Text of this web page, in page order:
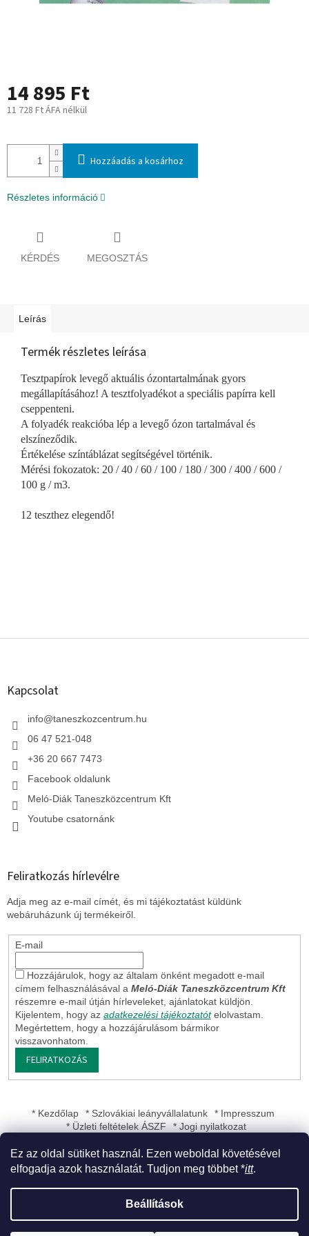
Ez az oldal sütiket használ. Ezen weboldal követésével
elfogadja azok használatát. Tudjon meg többet *itt.
Beállítások
14 895 Ft
11 728 Ft ÁFA nélkül
Hozzáadás a kosárhoz
Részletes információ
KÉRDÉS MEGOSZTÁS
Leírás
Termék részletes leírása
Tesztpapírok levegő aktuális ózontartalmának gyors
megállapításához! A tesztfolyadékot a speciális papírra kell
cseppenteni.
A folyadék reakcióba lép a levegő ózon tartalmával és
elszíneződik.
Értékelése színtáblázat segítségével történik.
Mérési fokozatok: 20 / 40 / 60 / 100 / 180 / 300 / 400 / 600 /
100 g / m3.
12 teszthez elegendő!
L
Kapcsolat
info@taneszkozcentrum.hu
06 47 521-048
+36 20 667 7473
Facebook oldalunk
Meló-Diák Taneszközcentrum Kft
Youtube csatornánk
Feliratkozás hírlevélre
Adja meg az e-mail címét, és mi tájékoztatást küldünk
webáruházunk új termékeiről.
E-mail
Hozzájárulok, hogy az általam önként megadott e-mail
címem felhasználásával a Meló-Diák Taneszközcentrum Kft
részemre e-mail útján hírleveleket, ajánlatokat küldjön.
Kijelentem, hogy az adatkezelési tájékoztatót elolvastam.
Megértettem, hogy a hozzájárulásom bármikor
visszavonhatom.
FELIRATKOZÁS
* Kezdőlap * Szlovákiai leányvállalatunk
* Impresszum
* Üzleti feltételek ÁSZF
* Jogi nyilatkozat